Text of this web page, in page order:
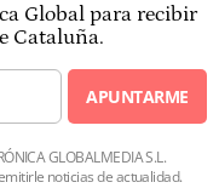
Global para recibir
Cataluña.
APUNTARME
GLOBALMEDIA S.L.
noticias de actualidad.